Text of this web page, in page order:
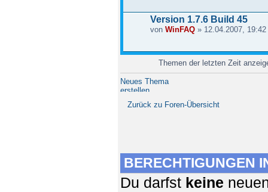
Version 1.7.6 Build 45
von WinFAQ» 12.04.2007, 19:42
Themen der letzten Zeit
Neues Thema
erstellen
Zurück zu Foren-Übersicht
BERECHTIGUNGEN
Du darfst keine